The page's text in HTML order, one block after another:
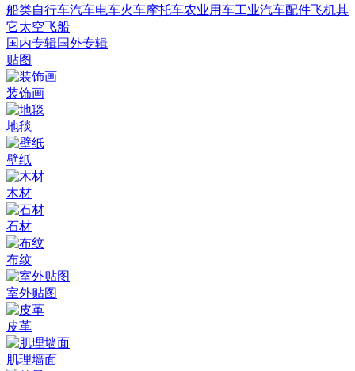
船类自行车汽车电车火车摩托车农业用车工业汽车配件飞机其
它太空飞船
国内专辑国外专辑
贴图
装饰画
地毯
壁纸
木材
石材
布纹
室外贴图
皮革
肌理墙面